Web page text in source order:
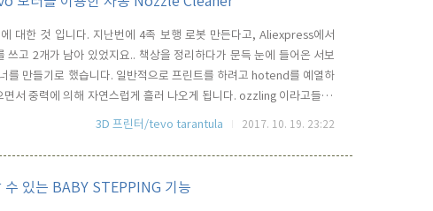
대한 것 입니다. 지난번에 4족 보행 로봇 만든다고, Aliexpress에서
고 2개가 남아 있었지요.. 책상을 정리하다가 문득 눈에 들어온 서보
를 만들기로 했습니다. 일반적으로 프린트를 하려고 hotend를 예열하
서 중력에 의해 자연스럽게 흘러 나오게 됩니다. ozzling 이라고들 하
러나온 필라멘트를 제거해야 하는데, 가열된 노즐이 뜨겁기 때문에 맨
3D 프린터/tevo tarantula 2017. 10. 19. 23:22
있는 BABY STEPPING 기능